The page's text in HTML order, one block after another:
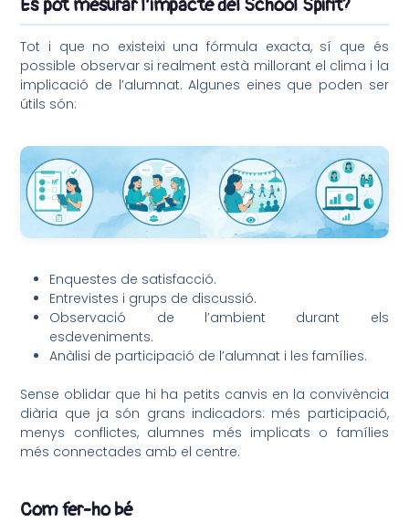
Es pot mesurar l’impacte del School Spirit?
Tot i que no existeixi una fórmula exacta, sí que és
possible observar si realment està millorant el clima i la
implicació de l’alumnat. Algunes eines que poden ser
útils són:
Enquestes de satisfacció.
Entrevistes i grups de discussió.
Observació de l’ambient durant els
esdeveniments.
Anàlisi de participació de l’alumnat i les famílies.
Sense oblidar que hi ha petits canvis en la convivència
diària que ja són grans indicadors: més participació,
menys conflictes, alumnes més implicats o famílies
més connectades amb el centre.
Com fer-ho bé